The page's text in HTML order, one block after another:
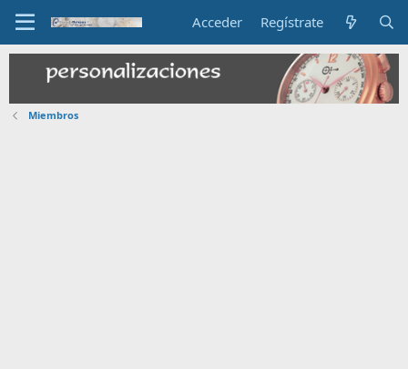
Acceder Regístrate
Miembros